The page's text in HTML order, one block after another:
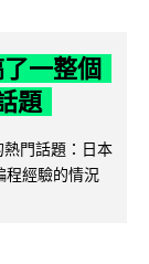
一整個
題
門話題：日本
程經驗的情況